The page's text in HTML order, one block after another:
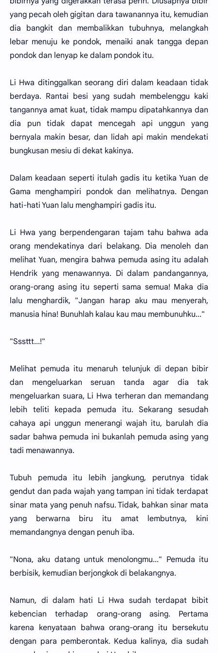
yang pecah oleh gigitan dara tawanannya itu, kemudian
dia bangkit dan membalikkan tubuhnya, melangkah
lebar menuju ke pondok, menaiki anak tangga depan
pondok dan lenyap ke dalam pondok itu.
Li Hwa ditinggalkan seorang diri dalam keadaan tidak
berdaya. Rantai besi yang sudah membelenggu kaki
tangannya amat kuat, tidak mampu dipatahkannya dan
dia pun tidak dapat mencegah api unggun yang
bernyala makin besar, dan lidah api makin mendekati
bungkusan mesiu di dekat kakinya.
Dalam keadaan seperti itulah gadis itu ketika Yuan de
Gama menghampiri pondok dan melihatnya. Dengan
hati-hati Yuan lalu menghampiri gadis itu.
Li Hwa yang berpendengaran tajam tahu bahwa ada
orang mendekatinya dari belakang. Dia menoleh dan
melihat Yuan, mengira bahwa pemuda asing itu adalah
Hendrik yang menawannya. Di dalam pandangannya,
orang-orang asing itu seperti sama semua! Maka dia
lalu menghardik, "Jangan harap aku mau menyerah,
manusia hina! Bunuhlah kalau kau mau membunuhku..."
"Sssttt...!"
Melihat pemuda itu menaruh telunjuk di depan bibir
dan mengeluarkan seruan tanda agar dia tak
mengeluarkan suara, Li Hwa terheran dan memandang
lebih teliti kepada pemuda itu. Sekarang sesudah
cahaya api unggun menerangi wajah itu, barulah dia
sadar bahwa pemuda ini bukanlah pemuda asing yang
tadi menawannya.
Tubuh pemuda itu lebih jangkung, perutnya tidak
gendut dan pada wajah yang tampan ini tidak terdapat
sinar mata yang penuh nafsu. Tidak, bahkan sinar mata
yang berwarna biru itu amat lembutnya, kini
memandangnya dengan penuh iba.
"Nona, aku datang untuk menolongmu..." Pemuda itu
berbisik, kemudian berjongkok di belakangnya.
Namun, di dalam hati Li Hwa sudah terdapat bibit
kebencian terhadap orang-orang asing. Pertama
karena kenyataan bahwa orang-orang itu bersekutu
dengan para pemberontak. Kedua kalinya, dia sudah